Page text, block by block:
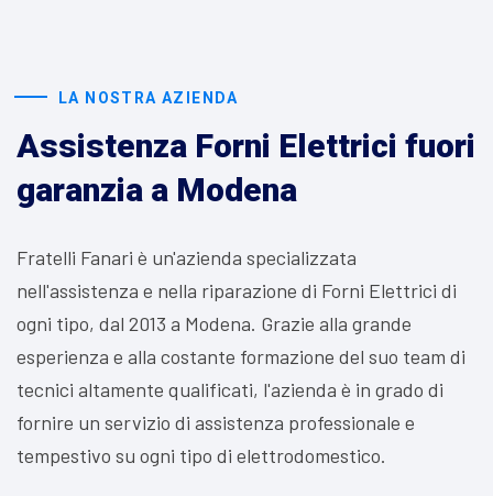
LA NOSTRA AZIENDA
Assistenza Forni Elettrici fuori
garanzia a Modena
Fratelli Fanari è un'azienda specializzata
nell'assistenza e nella riparazione di Forni Elettrici di
ogni tipo, dal 2013 a Modena. Grazie alla grande
esperienza e alla costante formazione del suo team di
tecnici altamente qualificati, l'azienda è in grado di
fornire un servizio di assistenza professionale e
tempestivo su ogni tipo di elettrodomestico.